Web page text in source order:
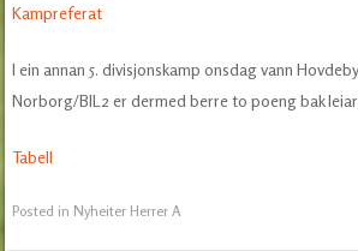
Kampreferat
I ein annan 5. divisjonskamp onsdag vann
Norborg/BIL2 er dermed berre to poeng bak
Tabell
Posted in Nyheiter Herrer A